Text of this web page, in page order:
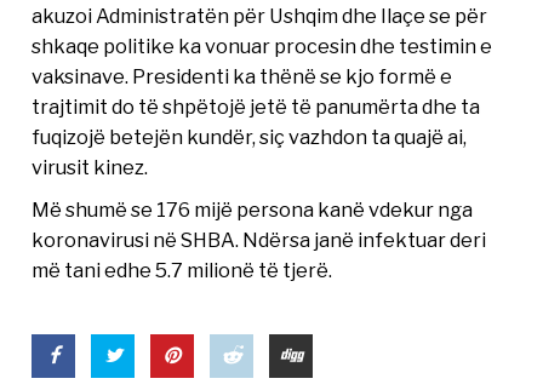
akuzoi Administratën për Ushqim dhe Ilaçe se për
shkaqe politike ka vonuar procesin dhe testimin e
vaksinave. Presidenti ka thënë se kjo formë e
trajtimit do të shpëtojë jetë të panumërta dhe ta
fuqizojë betejën kundër, siç vazhdon ta quajë ai,
virusit kinez.
Më shumë se 176 mijë persona kanë vdekur nga
koronavirusi në SHBA. Ndërsa janë infektuar deri
më tani edhe 5.7 milionë të tjerë.